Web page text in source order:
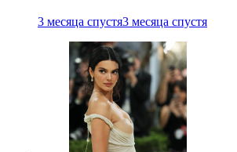
3 месяца спустя3 месяца спустя